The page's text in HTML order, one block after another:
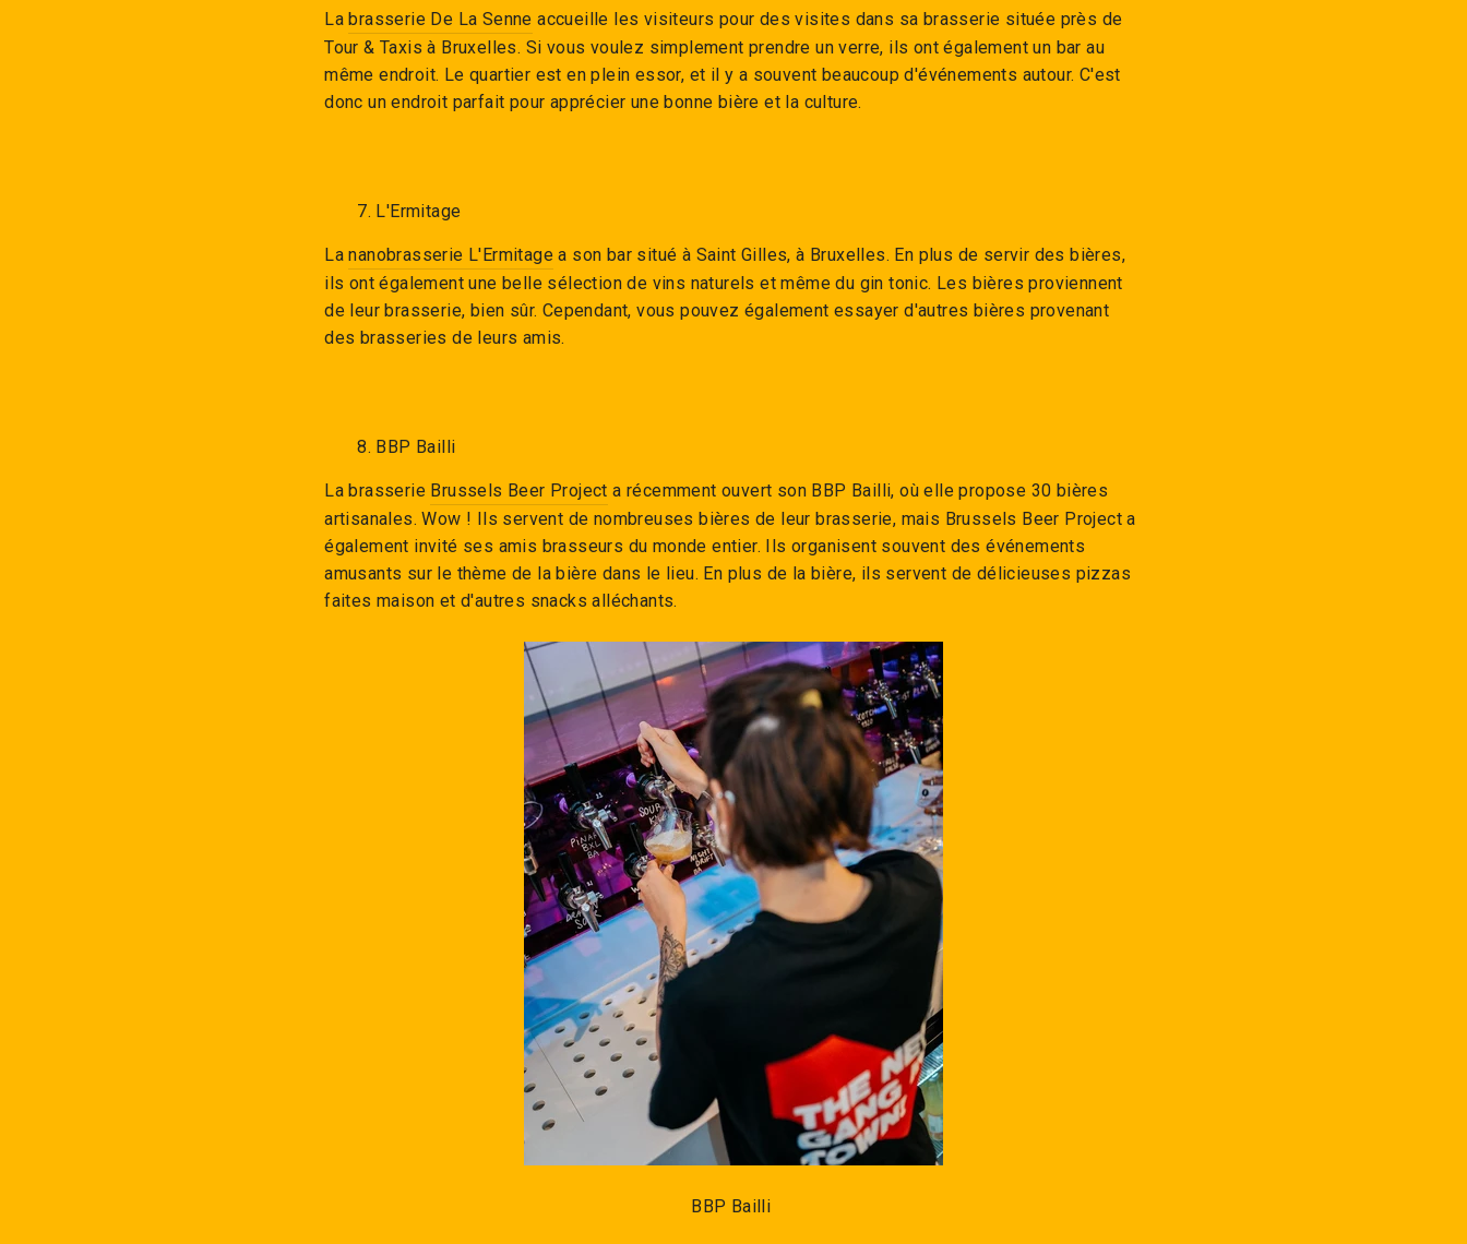
Labrasserie De La Senne accueille les visiteurs pour des visites dans sa brasserie située près de
Tour & Taxis à Bruxelles. Si vous voulez simplement prendre un verre, ils ont également un bar au
même endroit. Le quartier est en plein essor, et il y a souvent beaucoup d'événements autour. C'est
donc un endroit parfait pour apprécier une bonne bière et la culture.
7. L'Ermitage
Lananobrasserie L'Ermitage a son bar situé à Saint Gilles, à Bruxelles. En plus de servir des bières,
ils ont également une belle sélection de vins naturels et même du gin tonic. Les bières proviennent
de leur brasserie, bien sûr. Cependant, vous pouvez également essayer d'autres bières provenant
des brasseries de leurs amis.
8. BBP Bailli
La brasserie Brussels Beer Project a récemment ouvert son BBP Bailli, où elle propose 30 bières
artisanales. Wow ! Ils servent de nombreuses bières de leur brasserie, mais Brussels Beer Project a
également invité ses amis brasseurs du monde entier. Ils organisent souvent des événements
amusants sur le thème de la bière dans le lieu. En plus de la bière, ils servent de délicieuses pizzas
faites maison et d'autres snacks alléchants.
BBP Bailli